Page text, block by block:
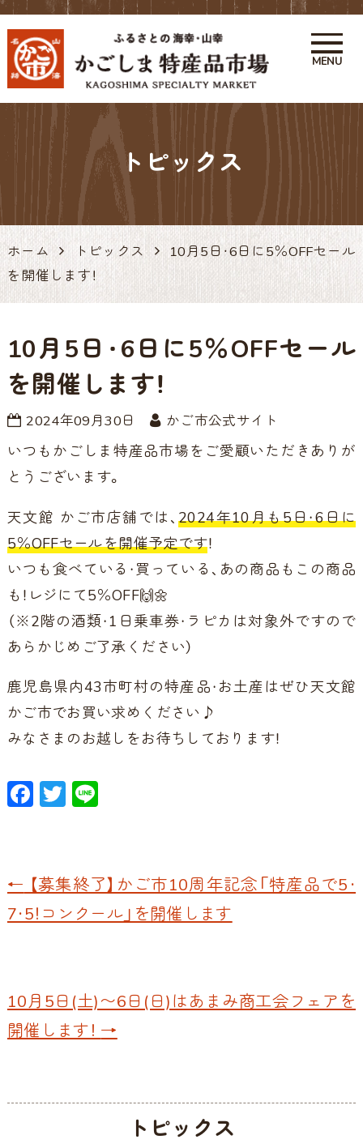
かごしま特産品市場 かご市 鹿
児島の特産品・お土産アンテナ
MENU
トピックス
ホーム トピックス
10月5日・6日に5％OFFセール
を開催します！
10月5日・6日に5％OFFセール
を開催します！
2024年09月30日 かご市公式サイト
いつもかごしま特産品市場をご愛顧いただきありが
とうございます。
天文館 かご市店舗では、2024年10月も5日・6日に
5％OFFセールを開催予定です！
いつも食べている・買っている、あの商品もこの商品
も！レジにて5％OFF🙌🌼
（※2階の酒類・1日乗車券・ラピカは対象外ですので
あらかじめご了承ください）
鹿児島県内43市町村の特産品・お土産はぜひ天文館
かご市でお買い求めください♪
みなさまのお越しをお待ちしております！
F
b
o
o
T
er
Li
← 【募集終了】かご市10周年記念「特産品で5・
7・5！コンクール」を開催します
10月5日(土)〜6日(日)はあまみ商工会フェアを
開催します！ →
トピックス